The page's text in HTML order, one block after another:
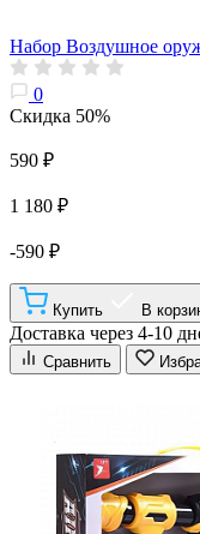
Набор Воздушное
0
Скидка 50%
590 ₽
1 180 ₽
-590 ₽
Купить В
Доставка через 4-10
Сравнить